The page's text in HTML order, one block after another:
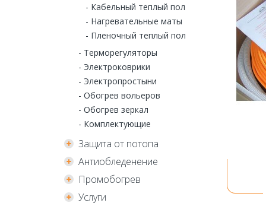
- Кабельный теплый пол
- Нагревательные маты
- Пленочный теплый пол
- Терморегуляторы
- Электроковрики
- Электропростыни
- Обогрев вольеров
- Обогрев зеркал
- Комплектующие
Защита от потопа
Антиобледенение
Промобогрев
Услуги